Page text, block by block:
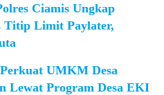
Ciamis Ungkap
Titip Limit Paylater,
UMKM Desa
Lewat Program Desa EKI